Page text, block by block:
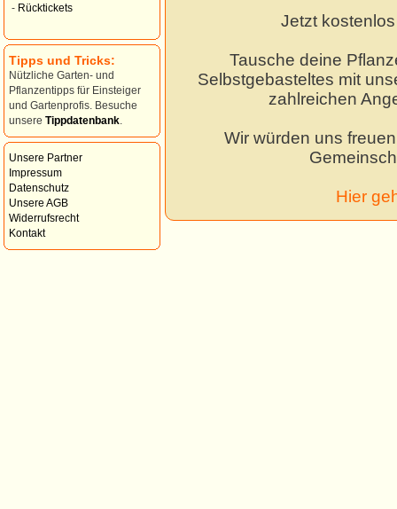
- Rücktickets
Tipps und Tricks:
Nützliche Garten- und
Pflanzentipps für Einsteiger
und Gartenprofis. Besuche
unsere Tippdatenbank
Unsere Partner
Impressum
Datenschutz
Unsere AGB
Widerrufsrecht
Kontakt
Jetzt
Tausche deine
Selbstgebasteltes mit
zahlreichen
Wir würden uns
Hier